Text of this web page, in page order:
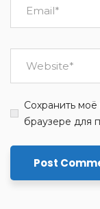
Сохранить
браузере для